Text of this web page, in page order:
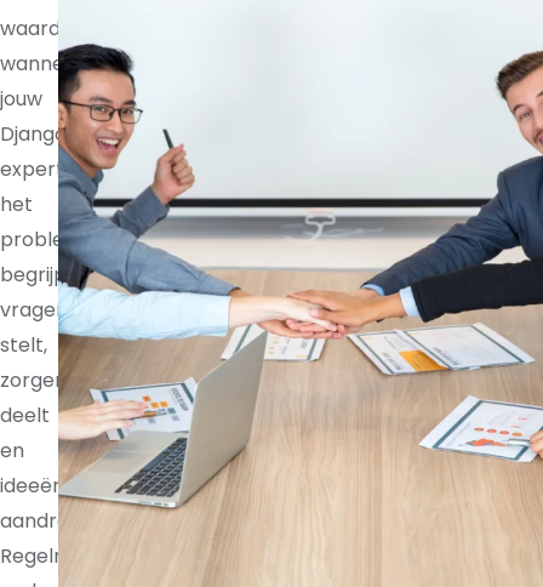
waardevoller
wanneer
jouw
Django
expert
het
probleem
begrijpt,
vragen
stelt,
zorgen
deelt
en
ideeën
aandraagt.
Regelmatige